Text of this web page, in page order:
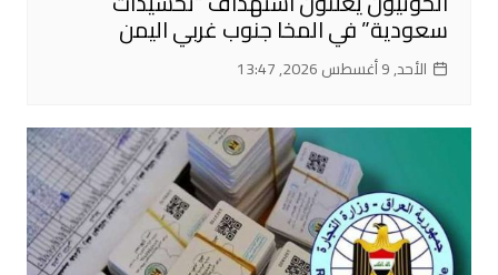
سعودية” في المخا جنوب غربي اليمن
الأحد, 9 أغسطس 2026, 13:47